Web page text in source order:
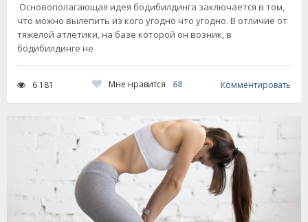
Основополагающая идея бодибилдинга заключается в том,
что можно вылепить из кого угодно что угодно. В отличие от
тяжелой атлетики, на базе которой он возник, в
бодибилдинге не
6 181 Мне нравится 68 Комментировать